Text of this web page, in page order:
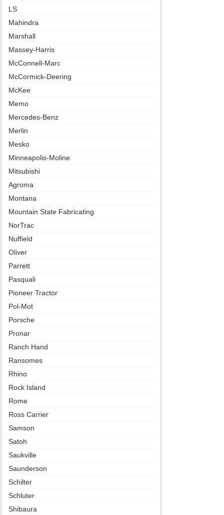
LS
Mahindra
Marshall
Massey-Harris
McConnell-Marc
McCormick-Deering
McKee
Memo
Mercedes-Benz
Merlin
Mesko
Minneapolis-Moline
Mitsubishi
Agroma
Montana
Mountain State Fabricating
NorTrac
Nuffield
Oliver
Parrett
Pasquali
Pioneer Tractor
Pol-Mot
Porsche
Pronar
Ranch Hand
Ransomes
Rhino
Rock Island
Rome
Ross Carrier
Samson
Satoh
Saukville
Saunderson
Schilter
Schluter
Shibaura